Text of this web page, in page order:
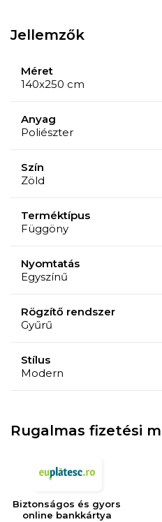
Jellemzők
Méret
140x250 cm
Anyag
Poliészter
Szín
Zöld
Terméktípus
Függöny
Nyomtatás
Egyszínű
Rögzítő rendszer
Gyűrű
Stílus
Modern
Rugalmas fizetési
Biztonságos és gyors
online bankkártya